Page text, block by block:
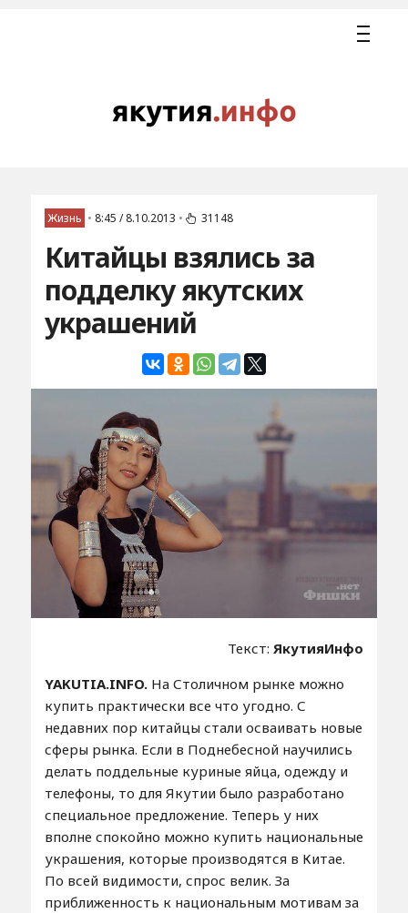
Жизнь • 8:45 / 8.10.2013 • 31148
Китайцы взялись за
подделку якутских
украшений
Текст:ЯкутияИнфо
YAKUTIA.INFO. На Столичном рынке можно
купить практически все что угодно. С
недавних пор китайцы стали осваивать новые
сферы рынка. Если в Поднебесной научились
делать поддельные куриные яйца, одежду и
телефоны, то для Якутии было разработано
специальное предложение. Теперь у них
вполне спокойно можно купить национальные
украшения, которые производятся в Китае.
По всей видимости, спрос велик. За
приближенность к национальным мотивам за